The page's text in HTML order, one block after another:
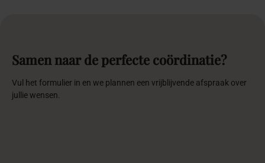
Samen naar de perfecte coördinatie?
Vul het formulier in en we plannen een vrijblijvende afspraak over
jullie wensen.